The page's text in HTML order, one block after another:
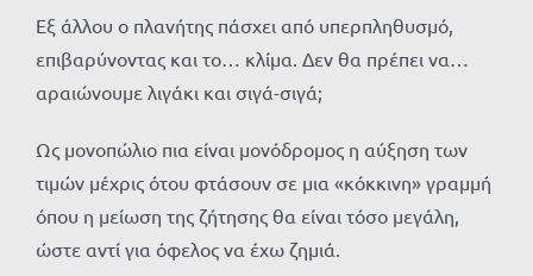
Εξ άλλου ο πλανήτης πάσχει από υπερπληθυσμό,
επιβαρύνοντας και το… κλίμα. Δεν θα πρέπει να…
αραιώνουμε λιγάκι και σιγά-σιγά;
Ως μονοπώλιο πια είναι μονόδρομος η αύξηση των
τιμών μέχρις ότου φτάσουν σε μια «κόκκινη» γραμμή
όπου η μείωση της ζήτησης θα είναι τόσο μεγάλη,
ώστε αντί για όφελος να έχω ζημιά.